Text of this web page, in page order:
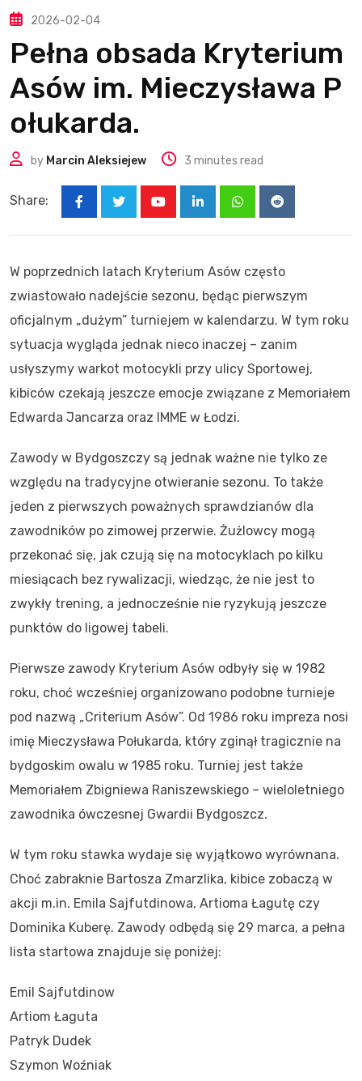
2026-02-04
Pełna obsada Kryterium
Asów im. Mieczysława P
ołukarda.
by Marcin Aleksiejew 3 minutes read
Share:
LinkedInWhatsappReddit
W poprzednich latach Kryterium Asów często
zwiastowało nadejście sezonu, będąc pierwszym
oficjalnym „dużym” turniejem w kalendarzu. W tym roku
sytuacja wygląda jednak nieco inaczej – zanim
usłyszymy warkot motocykli przy ulicy Sportowej,
kibiców czekają jeszcze emocje związane z Memoriałem
Edwarda Jancarza oraz IMME w Łodzi.
Zawody w Bydgoszczy są jednak ważne nie tylko ze
względu na tradycyjne otwieranie sezonu. To także
jeden z pierwszych poważnych sprawdzianów dla
zawodników po zimowej przerwie. Żużlowcy mogą
przekonać się, jak czują się na motocyklach po kilku
miesiącach bez rywalizacji, wiedząc, że nie jest to
zwykły trening, a jednocześnie nie ryzykują jeszcze
punktów do ligowej tabeli.
Pierwsze zawody Kryterium Asów odbyły się w 1982
roku, choć wcześniej organizowano podobne turnieje
pod nazwą „Criterium Asów”. Od 1986 roku impreza nosi
imię Mieczysława Połukarda, który zginął tragicznie na
bydgoskim owalu w 1985 roku. Turniej jest także
Memoriałem Zbigniewa Raniszewskiego – wieloletniego
zawodnika ówczesnej Gwardii Bydgoszcz.
W tym roku stawka wydaje się wyjątkowo wyrównana.
Choć zabraknie Bartosza Zmarzlika, kibice zobaczą w
akcji m.in. Emila Sajfutdinowa, Artioma Łagutę czy
Dominika Kuberę. Zawody odbędą się 29 marca, a pełna
lista startowa znajduje się poniżej:
Emil Sajfutdinow
Artiom Łaguta
Patryk Dudek
Szymon Woźniak